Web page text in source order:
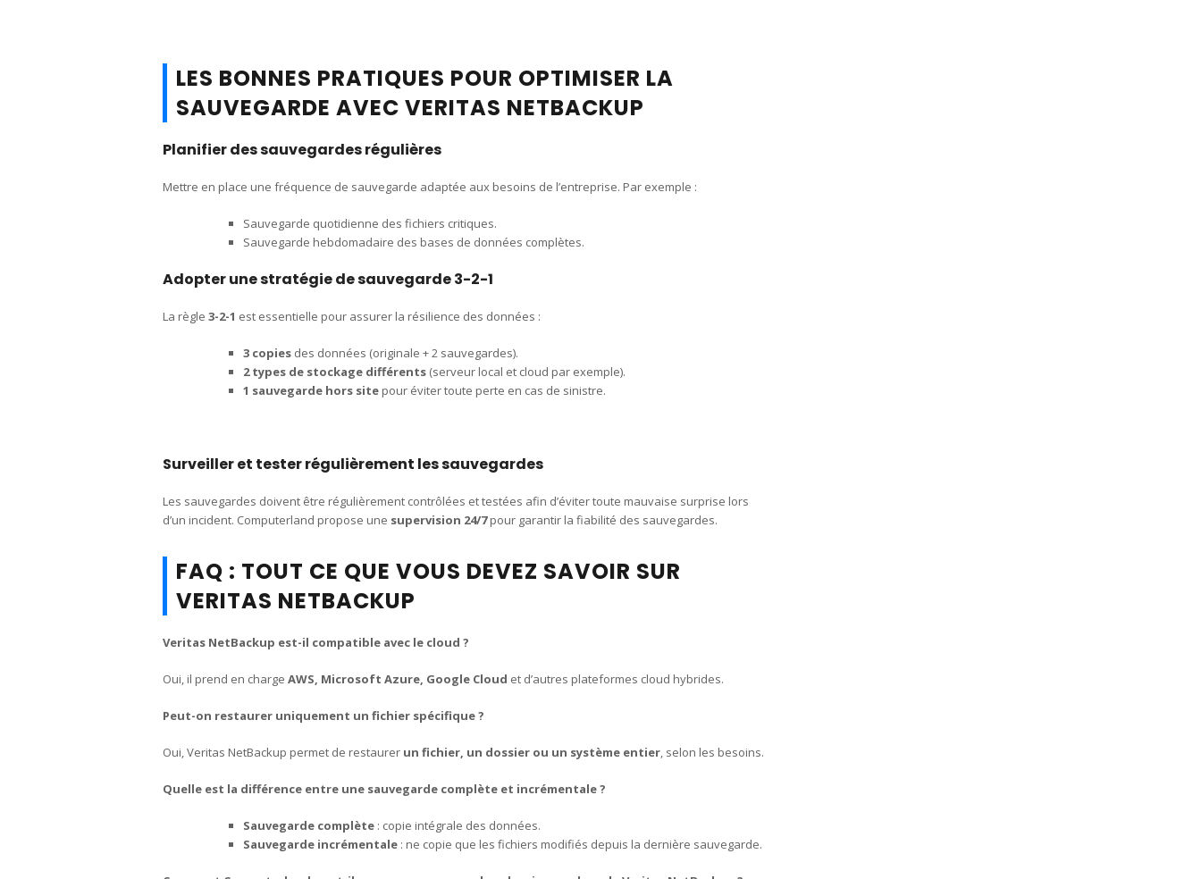
LES BONNES PRATIQUES POUR OPTIMISER LA
SAUVEGARDE AVEC VERITAS NETBACKUP
Planifier des sauvegardes régulières
Mettre en place une fréquence de sauvegarde adaptée aux besoins de l’entreprise. Par exemple :
Sauvegarde quotidienne des fichiers critiques.
Sauvegarde hebdomadaire des bases de données complètes.
Adopter une stratégie de sauvegarde 3-2-1
La règle 3-2-1 est essentielle pour assurer la résilience des données :
3 copies des données (originale + 2 sauvegardes).
2 types de stockage différents (serveur local et cloud par exemple).
1 sauvegarde hors site pour éviter toute perte en cas de sinistre.
Surveiller et tester régulièrement les sauvegardes
Les sauvegardes doivent être régulièrement contrôlées et testées afin d’éviter toute mauvaise surprise lors
d’un incident. Computerland propose une supervision 24/7pour garantir la fiabilité des sauvegardes.
FAQ : TOUT CE QUE VOUS DEVEZ SAVOIR SUR
VERITAS NETBACKUP
Veritas NetBackup est-il compatible avec le cloud ?
Oui, il prend en charge AWS, Microsoft Azure, Google Cloud et d’autres plateformes cloud hybrides.
Peut-on restaurer uniquement un fichier spécifique ?
Oui, Veritas NetBackup permet de restaurer un fichier, un dossier ou un système entier, selon les besoins.
Quelle est la différence entre une sauvegarde complète et incrémentale ?
Sauvegarde complète : copie intégrale des données.
Sauvegarde incrémentale : ne copie que les fichiers modifiés depuis la dernière sauvegarde.